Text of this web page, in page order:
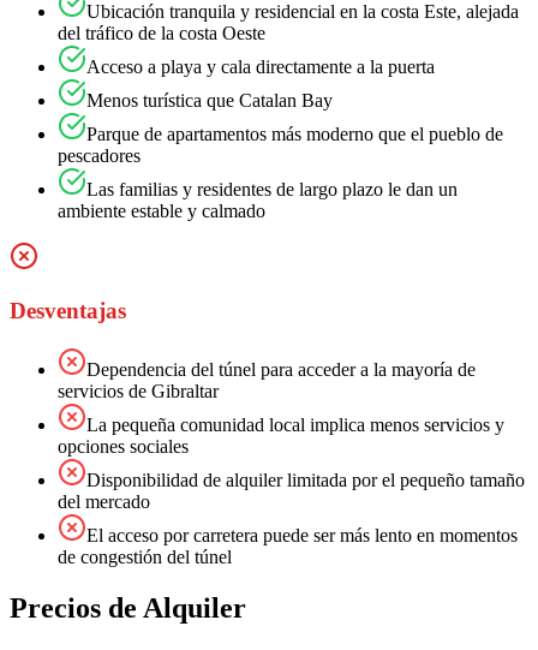
Ubicación tranquila y residencial en la costa Este, alejada
del tráfico de la costa Oeste
Acceso a playa y cala directamente a la puerta
Menos turística que Catalan Bay
Parque de apartamentos más moderno que el pueblo de
pescadores
Las familias y residentes de largo plazo le dan un
ambiente estable y calmado
Desventajas
Dependencia del túnel para acceder a la mayoría de
servicios de Gibraltar
La pequeña comunidad local implica menos servicios y
opciones sociales
Disponibilidad de alquiler limitada por el pequeño tamaño
del mercado
El acceso por carretera puede ser más lento en momentos
de congestión del túnel
Precios de Alquiler